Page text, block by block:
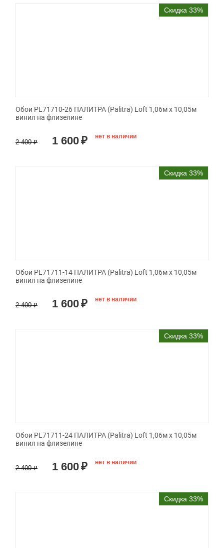
Скидка 33%
Обои PL71710-26 ПАЛИТРА (Palitra) Loft 1,06м х 10,05м
винил на флизелине
2 400 ₽ 1 600₽ нет в наличии
Скидка 33%
Обои PL71711-14 ПАЛИТРА (Palitra) Loft 1,06м х 10,05м
винил на флизелине
2 400 ₽ 1 600₽ нет в наличии
Скидка 33%
Обои PL71711-24 ПАЛИТРА (Palitra) Loft 1,06м х 10,05м
винил на флизелине
2 400 ₽ 1 600₽ нет в наличии
Скидка 33%